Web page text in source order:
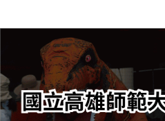
轉
要
內
容